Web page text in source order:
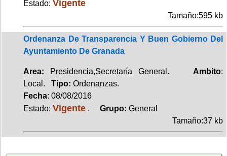
Estado: Vigente
Tamaño:595 kb
Ordenanza De Transparencia Y Buen Gobierno Del
Ayuntamiento De Granada
Area: Presidencia,Secretaría General. Ambito:
Local. Tipo: Ordenanzas.
Fecha: 08/08/2016
Estado: Vigente . Grupo: General
Tamaño:37 kb